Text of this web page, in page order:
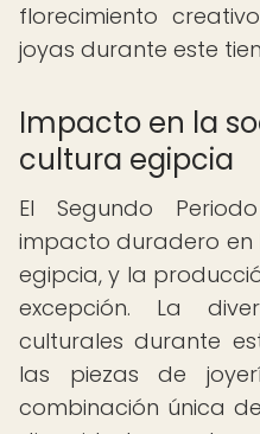
florecimiento
joyas durante este
Impacto en la
cultura egipcia
El Segundo
impacto duradero en
egipcia, y la
excepción. La
culturales durante
las piezas de
combinación única